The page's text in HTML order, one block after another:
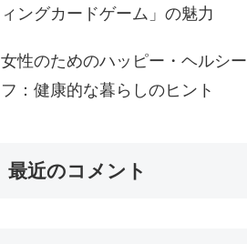
ィングカードゲーム」の魅力
女性のためのハッピー・ヘルシ
フ：健康的な暮らしのヒント
最近のコメント